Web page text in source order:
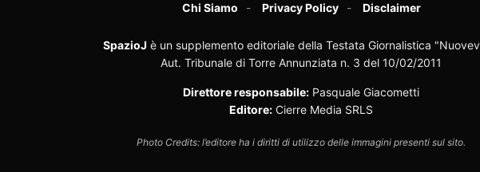
Chi Siamo Privacy Policy Disclaimer
SpazioJ è un supplemento editoriale della Testata Giornalistica
Aut. Tribunale di Torre Annunziata n. 3 del 10/02/2011
Direttore responsabile: Pasquale Giacometti
Editore: Cierre Media SRLS
Photo Credits: l’editore ha i diritti di utilizzo delle immagini presenti sul sito.